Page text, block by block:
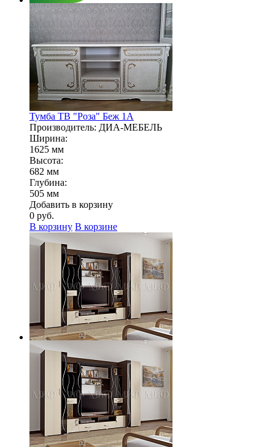
Тумба ТВ "Роза" Беж 1А
Производитель: ДИА-МЕБЕЛЬ
Ширина:
1625 мм
Высота:
682 мм
Глубина:
505 мм
Добавить в корзину
0 руб.
В корзину В корзине